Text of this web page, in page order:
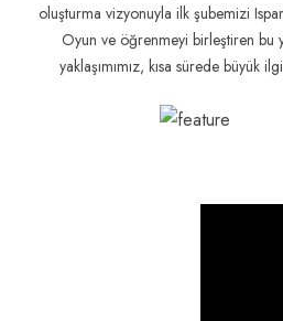
oluşturma vizyonuyla ilk şubemizi
Oyun ve öğrenmeyi birleştiren bu
yaklaşımımız, kısa sürede büyük